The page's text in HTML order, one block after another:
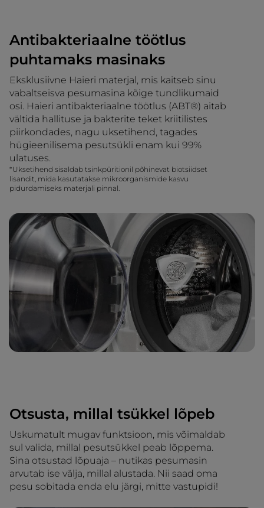
Antibakteriaalne töötlus
puhtamaks masinaks
Eksklusiivne Haieri materjal, mis kaitseb sinu
vabaltseisva pesumasina kõige tundlikumaid
osi. Haieri antibakteriaalne töötlus (ABT®) aitab
vältida hallituse ja bakterite teket kriitilistes
piirkondades, nagu uksetihend, tagades
hügieenilisema pesutsükli enam kui 99%
ulatuses.
*Uksetihend sisaldab tsinkpüritionil põhinevat biotsiidset
lisandit, mida kasutatakse mikroorganismide kasvu
pidurdamiseks materjali pinnal.
Otsusta, millal tsükkel lõpeb
Uskumatult mugav funktsioon, mis võimaldab
sul valida, millal pesutsükkel peab lõppema.
Sina otsustad lõpuaja – nutikas pesumasin
arvutab ise välja, millal alustada. Nii saad oma
pesu sobitada enda elu järgi, mitte vastupidi!